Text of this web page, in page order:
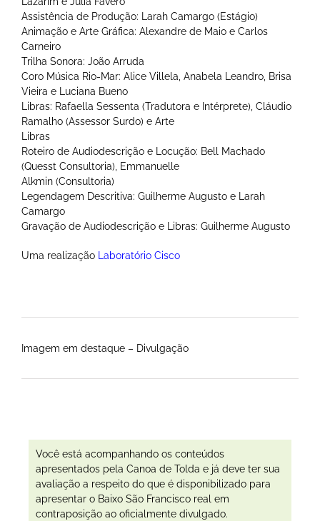
Assistência de Produção: Larah Camargo (Estágio)
Animação e Arte Gráfica: Alexandre de Maio e Carlos
Carneiro
Trilha Sonora: João Arruda
Coro Música Rio-Mar: Alice Villela, Anabela Leandro, Brisa
Vieira e Luciana Bueno
Libras: Rafaella Sessenta (Tradutora e Intérprete), Cláudio
Ramalho (Assessor Surdo) e Arte
Libras
Roteiro de Audiodescrição e Locução: Bell Machado
(Quesst Consultoria), Emmanuelle
Alkmin (Consultoria)
Legendagem Descritiva: Guilherme Augusto e Larah
Camargo
Gravação de Audiodescrição e Libras: Guilherme Augusto
Uma realização Laboratório Cisco
Imagem em destaque – Divulgação
Você está acompanhando os conteúdos
apresentados pela Canoa de Tolda e já deve ter sua
avaliação a respeito do que é disponibilizado para
apresentar o Baixo São Francisco real em
contraposição ao oficialmente divulgado.